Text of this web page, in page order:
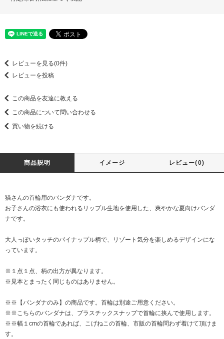
レビューを見る(0件)
レビューを投稿
この商品を友達に教える
この商品について問い合わせる
買い物を続ける
商品説明 イメージ レビュー(0)
猫さんの首輪用のバンダナです。
お子さんの浴衣にも使われるリップル生地を使用した、爽やかな夏向けバンダ
ナです。
大人っぽいタッチのパイナップル柄で、リゾート気分を楽しめるデザインにな
っています。
※１点１点、柄の出方が異なります。
※見本とまったく同じものはありません。
※※【バンダナのみ】の商品です。首輪は別途ご用意ください。
※※こちらのバンダナは、プラスチックスナップで首輪に挟んで使用します。
※※幅１cmの首輪であれば、こげねこの首輪、市販の首輪問わず着けて頂けま
す。